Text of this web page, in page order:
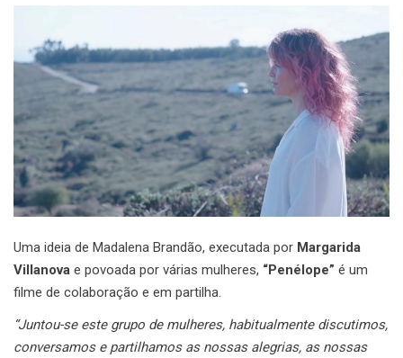
Uma ideia de Madalena Brandão, executada por Margarida
Villanova e povoada por várias mulheres, “Penélope” é um
filme de colaboração e em partilha.
“Juntou-se este grupo de mulheres, habitualmente discutimos,
conversamos e partilhamos as nossas alegrias, as nossas